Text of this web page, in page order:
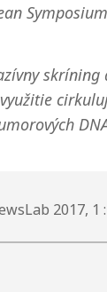
2017, 1